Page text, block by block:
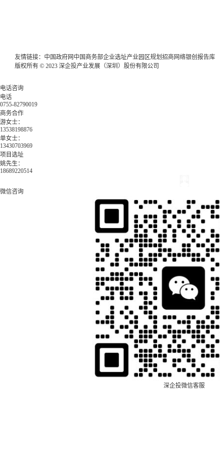
友情链接： 中国政府网 中国商务部企业选址产业园区规划 招商网络银创报告库
版权所有 © 2023 深企投产业发展（深圳）股份有限公司
电话咨询
电话
0755-82790019
商务合作
游女士：
13538198876
单女士：
13430703969
项目选址
姚先生：
18689220514
微信咨询
深企投微信客服